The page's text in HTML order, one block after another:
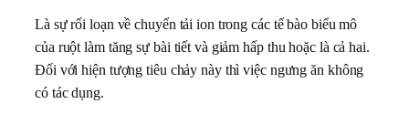
Là sự rối loạn về chuyển tải ion trong các tế bào biểu mô
của ruột làm tăng sự bài tiết và giảm hấp thu hoặc là cả hai.
Đối với hiện tượng tiêu chảy này thì việc ngưng ăn không
có tác dụng.